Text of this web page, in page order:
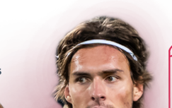
Spēlētāja maiņa